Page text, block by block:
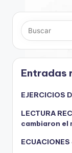
Entradas
EJERCICIOS
LECTURA
cambiaron el
ECUACIONES